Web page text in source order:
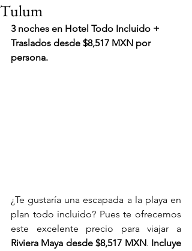
Tulum
3 noches en Hotel Todo Incluido +
Traslados desde $8,517 MXN por
persona.
¿Te gustaría una escapada a la playa en
plan todo incluido? Pues te ofrecemos
Riviera Maya desde $8,517 MXN. Incluye